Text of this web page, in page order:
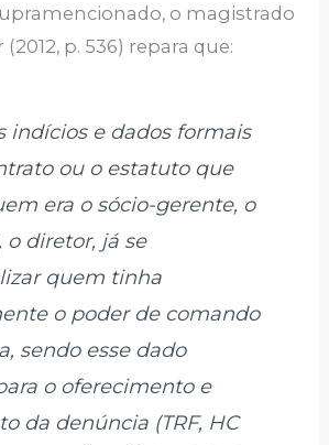
o magistrado
p. 536) repara que:
indícios e dados formais
ou o estatuto que
era o sócio-gerente, o
o diretor, já se
quem tinha
o poder de comando
sendo esse dado
o oferecimento e
da denúncia (TRF, HC